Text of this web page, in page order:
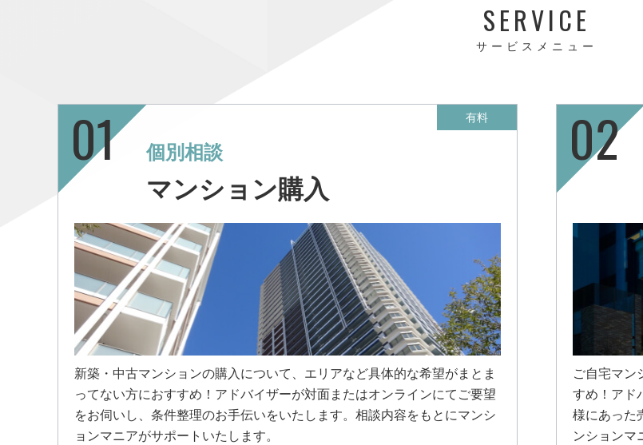
SERVICE
サービスメニュー
有料
個別相談
マンション購入
新築・中古マンションの購入について、エリアなど具体的な希望がまとま
ってない方におすすめ！アドバイザーが対面またはオンラインにてご要望
をお伺いし、条件整理のお手伝いをいたします。相談内容をもとにマンシ
ョンマニアがサポートいたします。
ご自宅マン
すめ！アド
様にあった
ンションマ